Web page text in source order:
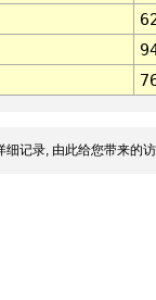
记录, 由此给您带来的